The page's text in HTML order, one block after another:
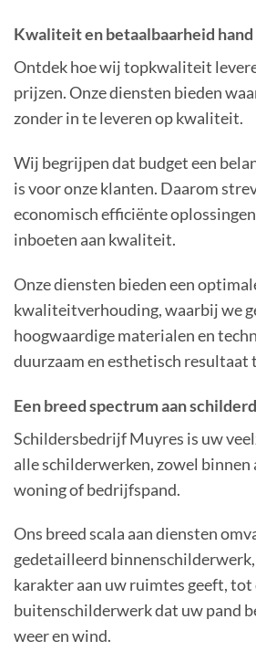
Kwaliteit en betaalbaarheid hand
Ontdek hoe wij topkwaliteit
prijzen. Onze diensten bieden
zonder in te leveren op kwaliteit.
Wij begrijpen dat budget een
is voor onze klanten. Daarom
economisch efficiënte
inboeten aan kwaliteit.
Onze diensten bieden een
kwaliteitverhouding, waarbij we
hoogwaardige materialen en
duurzaam en esthetisch resultaat
Een breed spectrum aan
Schildersbedrijf Muyres is uw
alle schilderwerken, zowel binnen
woning of bedrijfspand.
Ons breed scala aan diensten
gedetailleerd binnenschilderwerk,
karakter aan uw ruimtes geeft, tot
buitenschilderwerk dat uw pand
weer en wind.